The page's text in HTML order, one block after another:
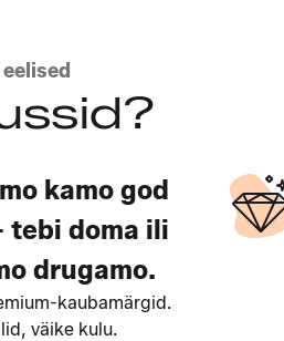
kamo god
doma ili
drugamo.
kaubamärgid.
väike kulu.